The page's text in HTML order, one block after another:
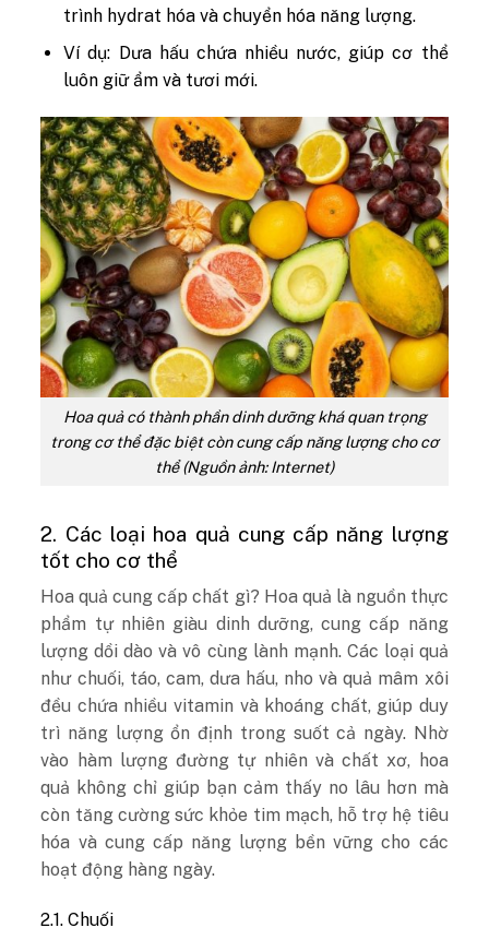
trình hydrat hóa và chuyển hóa năng lượng.
Ví dụ: Dưa hấu chứa nhiều nước, giúp cơ thể
luôn giữ ẩm và tươi mới.
Hoa quả có thành phần dinh dưỡng khá quan trọng
trong cơ thể đặc biệt còn cung cấp năng lượng cho cơ
thể (Nguồn ảnh: Internet)
2. Các loại hoa quả cung cấp năng lượng
tốt cho cơ thể
Hoa quả cung cấp chất gì? Hoa quả là nguồn thực
phẩm tự nhiên giàu dinh dưỡng, cung cấp năng
lượng dồi dào và vô cùng lành mạnh. Các loại quả
như chuối, táo, cam, dưa hấu, nho và quả mâm xôi
đều chứa nhiều vitamin và khoáng chất, giúp duy
trì năng lượng ổn định trong suốt cả ngày. Nhờ
vào hàm lượng đường tự nhiên và chất xơ, hoa
quả không chỉ giúp bạn cảm thấy no lâu hơn mà
còn tăng cường sức khỏe tim mạch, hỗ trợ hệ tiêu
hóa và cung cấp năng lượng bền vững cho các
hoạt động hàng ngày.
2.1. Chuối